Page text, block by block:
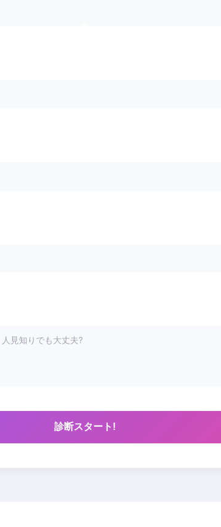
診断スタート!